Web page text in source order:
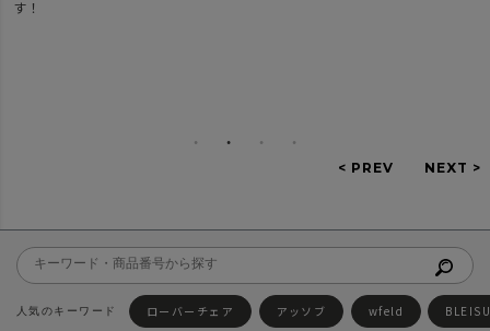
す！
ローバーチェア アッソブ wfeld